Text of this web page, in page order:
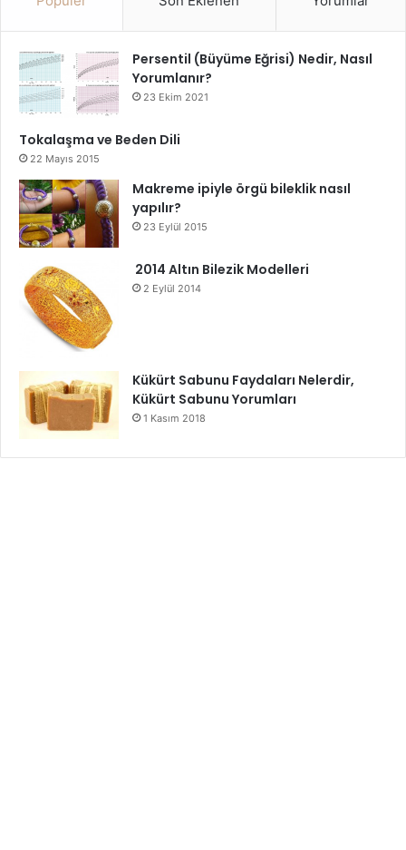
Aniden Zayıflama Nedenler
Aniden Zayıflama Riskleri
Aniden Zayıflamak
Persentil (Büyüme Eğrisi) Nedir, Nasıl
Yorumlanır?
23 Ekim 2021
Tokalaşma ve Beden Dili
22 Mayıs 2015
Makreme ipiyle örgü bileklik nasıl
yapılır?
23 Eylül 2015
2014 Altın Bilezik Modelleri
2 Eylül 2014
Kükürt Sabunu Faydaları Nelerdir,
Kükürt Sabunu Yorumları
1 Kasım 2018